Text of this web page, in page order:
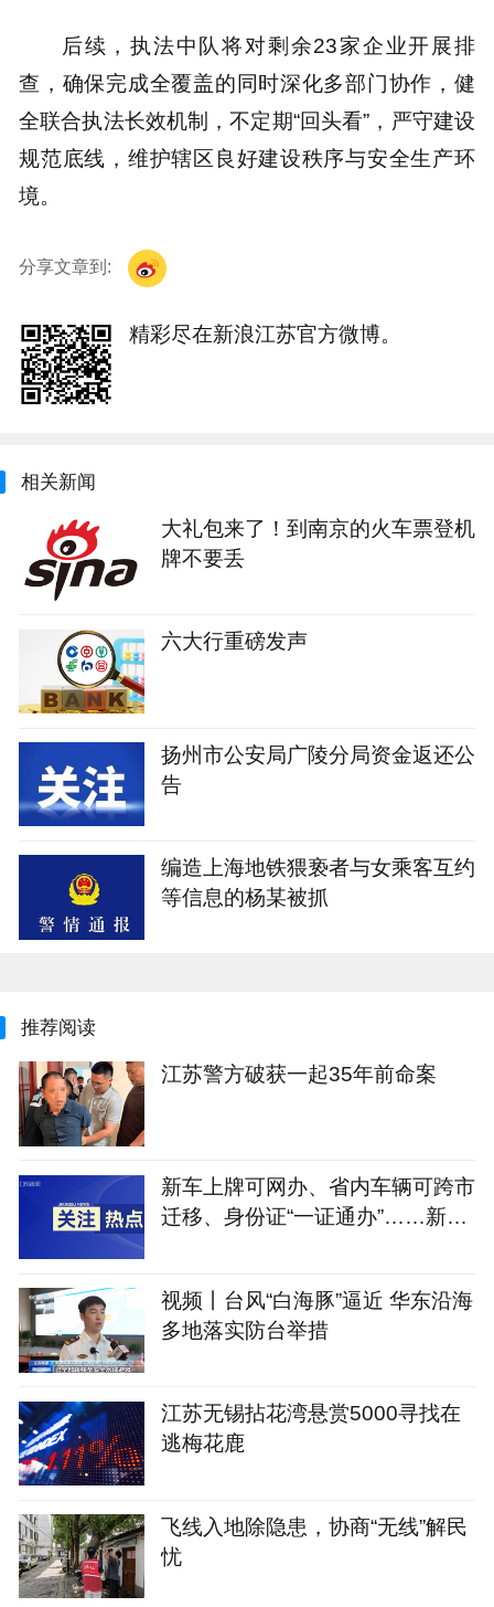
后续，执法中队将对剩余23家企业开展排
查，确保完成全覆盖的同时深化多部门协作，健
全联合执法长效机制，不定期“回头看”，严守建设
规范底线，维护辖区良好建设秩序与安全生产环
境。
分享文章到:
精彩尽在新浪江苏官方微博。
相关新闻
大礼包来了！到南京的火车票登机
牌不要丢
六大行重磅发声
扬州市公安局广陵分局资金返还公
告
编造上海地铁猥亵者与女乘客互约
等信息的杨某被抓
推荐阅读
江苏警方破获一起35年前命案
新车上牌可网办、省内车辆可跨市
迁移、身份证“一证通办”……新修
视频丨台风“白海豚”逼近 华东沿海
多地落实防台举措
江苏无锡拈花湾悬赏5000寻找在
逃梅花鹿
飞线入地除隐患，协商“无线”解民
忧